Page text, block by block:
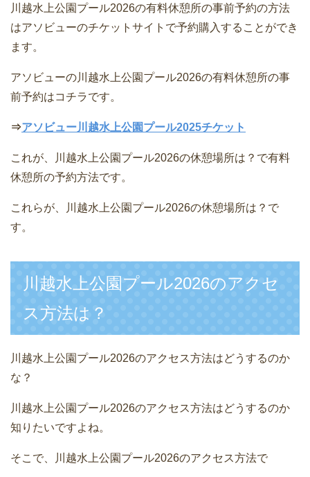
川越水上公園プール2026の有料休憩所の事前予約の方法
はアソビューのチケットサイトで予約購入することができ
ます。
アソビューの川越水上公園プール2026の有料休憩所の事
前予約はコチラです。
⇒アソビュー川越水上公園プール2025チケット
これが、川越水上公園プール2026の休憩場所は？で有料
休憩所の予約方法です。
これらが、川越水上公園プール2026の休憩場所は？で
す。
川越水上公園プール2026のアクセ
ス方法は？
川越水上公園プール2026のアクセス方法はどうするのか
な？
川越水上公園プール2026のアクセス方法はどうするのか
知りたいですよね。
そこで、川越水上公園プール2026のアクセス方法で